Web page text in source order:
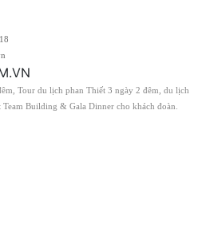
Tour du lịch phan Thiết 3 ngày 2 đêm, du lịch
Building & Gala Dinner cho khách đoàn.